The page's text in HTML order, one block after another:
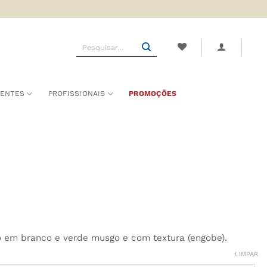
Pesquisar
PROFISSIONAIS PROMOÇÕES
branco e verde musgo e com textura (engobe).
LIMPAR